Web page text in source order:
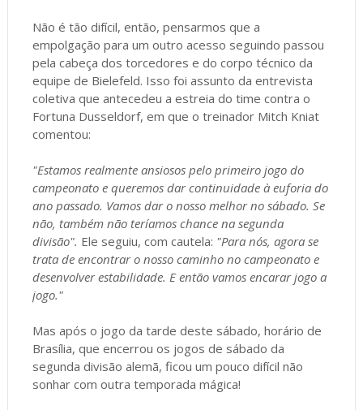
Não é tão difícil, então, pensarmos que a
empolgação para um outro acesso seguindo passou
pela cabeça dos torcedores e do corpo técnico da
equipe de Bielefeld. Isso foi assunto da entrevista
coletiva que antecedeu a estreia do time contra o
Fortuna Dusseldorf, em que o treinador Mitch Kniat
comentou:
"Estamos realmente ansiosos pelo primeiro jogo do
campeonato e queremos dar continuidade à euforia do
ano passado. Vamos dar o nosso melhor no sábado. Se
não, também não teríamos chance na segunda
divisão". Ele seguiu, com cautela: "Para nós, agora se
trata de encontrar o nosso caminho no campeonato e
desenvolver estabilidade. E então vamos encarar jogo a
jogo."
Mas após o jogo da tarde deste sábado, horário de
Brasília, que encerrou os jogos de sábado da
segunda divisão alemã, ficou um pouco difícil não
sonhar com outra temporada mágica!